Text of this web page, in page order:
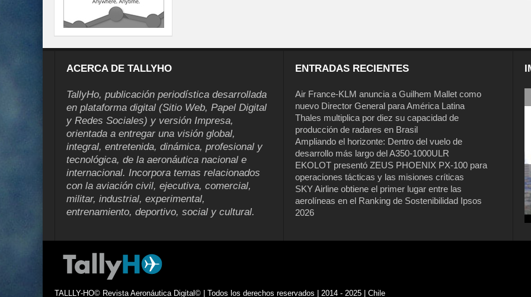
ACERCA DE TALLYHO
TallyHo, publicación periodística desarrollada
en plataforma digital (Sitio Web, Papel Digital
y Redes Sociales) y versión Impresa,
orientada a entregar una visión global,
integral, entretenida, dinámica, profesional y
tecnológica, de la aeronáutica nacional e
internacional. Incorpora temas relacionados
con la aviación civil, ejecutiva, comercial,
militar, industrial, experimental,
entrenamiento, deportivo, social y cultural.
ENTRADAS RECIENTES
Air France-KLM anuncia a Guilhem Mallet como
nuevo Director General para América Latina
Thales multiplica por diez su capacidad de
producción de radares en Brasil
Ampliando el horizonte: Dentro del vuelo de
desarrollo más largo del A350-1000ULR
EKOLOT presentó ZEUS PHOENIX PX-100 para
operaciones tácticas y las misiones críticas
SKY Airline obtiene el primer lugar entre las
aerolíneas en el Ranking de Sostenibilidad Ipsos
2026
TALLLY-HO© Revista Aeronáutica Digital© | Todos los derechos reservados | 2014 - 2025 | Chile